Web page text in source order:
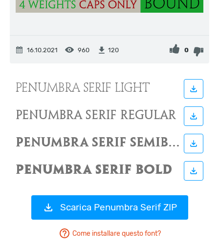
16.10.2021 960 120 0
Scarica Penumbra Serif ZIP
Come installare questo font?